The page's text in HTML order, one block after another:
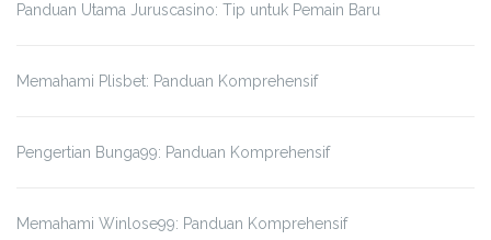
Panduan Utama Juruscasino: Tip untuk Pemain Baru
Memahami Plisbet: Panduan Komprehensif
Pengertian Bunga99: Panduan Komprehensif
Memahami Winlose99: Panduan Komprehensif